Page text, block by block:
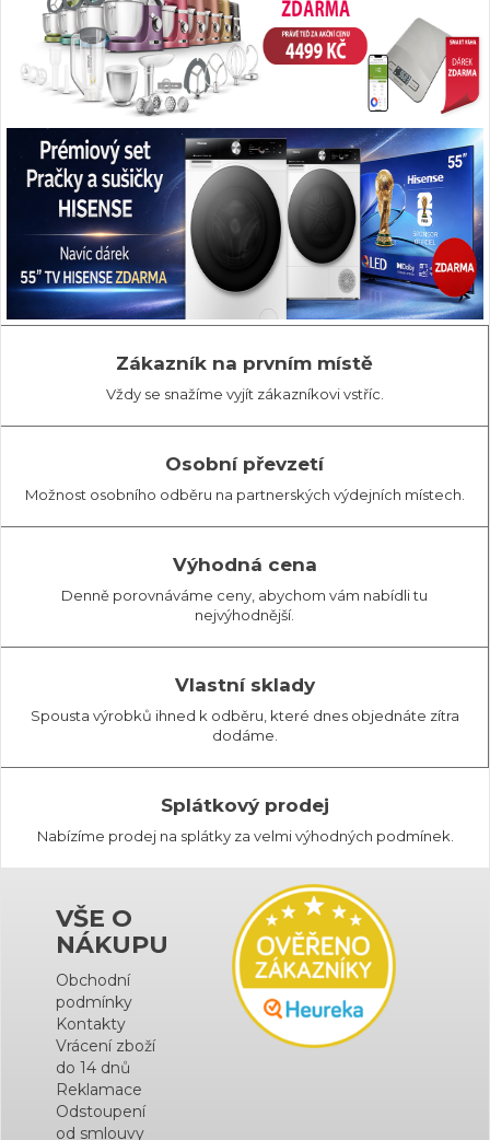
Zákazník na prvním místě
Vždy se snažíme vyjít zákazníkovi vstříc.
Osobní převzetí
Možnost osobního odběru na partnerských výdejních místech.
Výhodná cena
Denně porovnáváme ceny, abychom vám nabídli tu
nejvýhodnější.
Vlastní sklady
Spousta výrobků ihned k odběru, které dnes objednáte zítra
dodáme.
Splátkový prodej
Nabízíme prodej na splátky za velmi výhodných podmínek.
VŠE O
NÁKUPU
Obchodní
podmínky
Kontakty
Vrácení zboží
do 14 dnů
Reklamace
Odstoupení
od smlouvy